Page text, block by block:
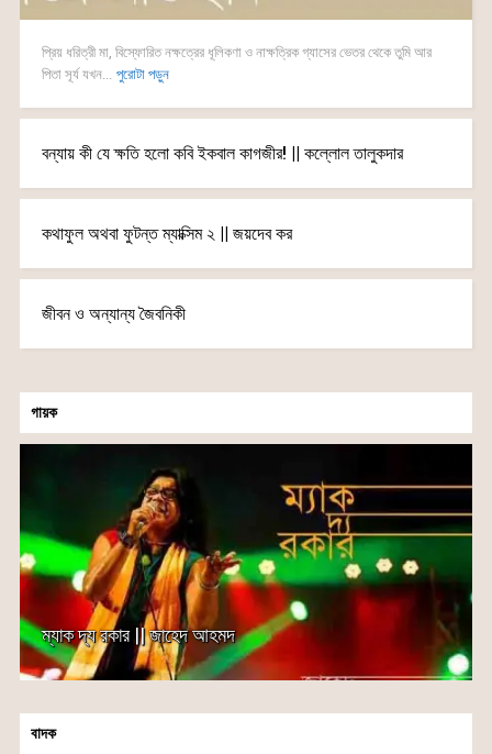
প্রিয় ধরিত্রী মা, বিস্ফোরিত নক্ষত্রের ধূলিকণা ও নাক্ষত্রিক গ্যাসের ভেতর থেকে তুমি আর
পিতা সূর্য যখন...
পুরোটা পড়ুন
বন্যায় কী যে ক্ষতি হলো কবি ইকবাল কাগজীর! || কল্লোল তালুকদার
কথাফুল অথবা ফুটন্ত ম্যাক্সিম ২ || জয়দেব কর
জীবন ও অন্যান্য জৈবনিকী
গায়ক
ম্যাক দ্য রকার || জাহেদ আহমদ
বাদক